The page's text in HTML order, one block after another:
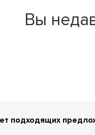
Вы
подходящих